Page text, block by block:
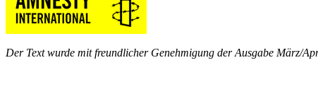
Der Text wurde mit freundlicher Genehmigung der Ausgabe März/